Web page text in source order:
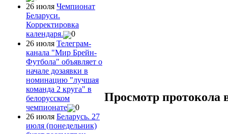
26 июля Чемпионат
Беларуси.
Корректировка
календаря.
0
26 июля Телеграм-
канала "Мир Брейн-
Футбола" объявляет о
начале дозаявки в
номинацию "лучшая
команда 2 круга" в
белорусском
чемпионате
0
26 июля Беларусь. 27
июля (понедельник)
Просмотр протокола